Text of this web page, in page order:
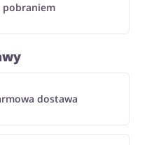
pobraniem
dostawa